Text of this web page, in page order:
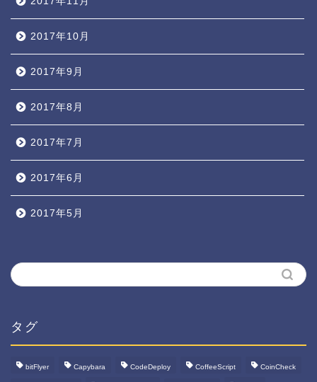
2017年10月
2017年9月
2017年8月
2017年7月
2017年6月
2017年5月
タグ
bitFlyer Capybara CodeDeploy CoffeeScript CoinCheck